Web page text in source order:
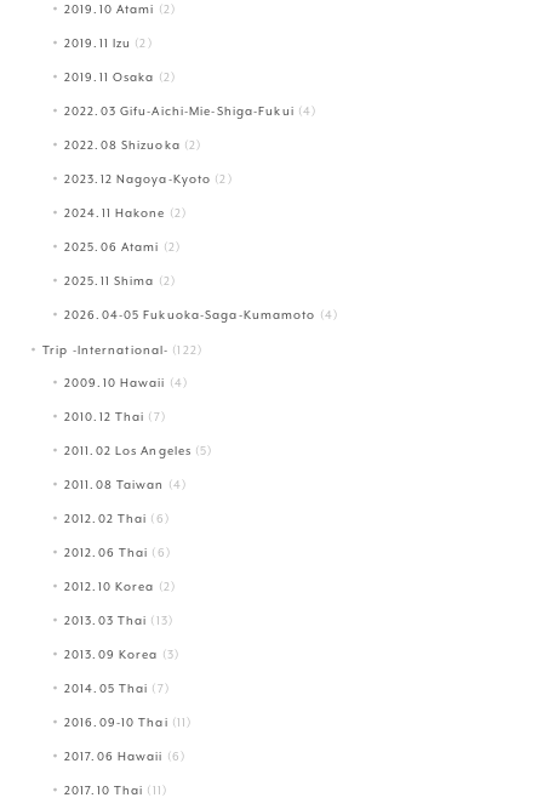
2019.10 Atami (2)
2019.11 Izu (2)
2019.11 Osaka (2)
2022.03 Gifu-Aichi-Mie-Shiga-Fukui (4)
2022.08 Shizuoka (2)
2023.12 Nagoya-Kyoto (2)
2024.11 Hakone (2)
2025.06 Atami (2)
2025.11 Shima (2)
2026.04-05 Fukuoka-Saga-Kumamoto (4)
Trip -International- (122)
2009.10 Hawaii (4)
2010.12 Thai (7)
2011.02 Los Angeles (5)
2011.08 Taiwan (4)
2012.02 Thai (6)
2012.06 Thai (6)
2012.10 Korea (2)
2013.03 Thai (13)
2013.09 Korea (3)
2014.05 Thai (7)
2016.09-10 Thai (11)
2017.06 Hawaii (6)
2017.10 Thai (11)